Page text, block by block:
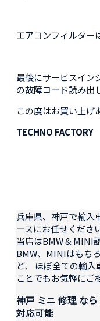
エアコンフィルター
最後にサービスイン
の故障コード読み出
この度はお買い上げ
TECHNO
兵庫県、神戸で輸入
ースにお任せくださ
当店はBMW & MINI
BMW、MINIはもち
ど、 ほぼ全ての輸
ことでもお気軽にご
神戸 ミニ 修理 な
対応可能